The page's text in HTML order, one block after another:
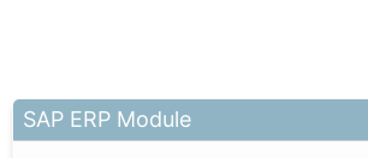
SAP ERP Module